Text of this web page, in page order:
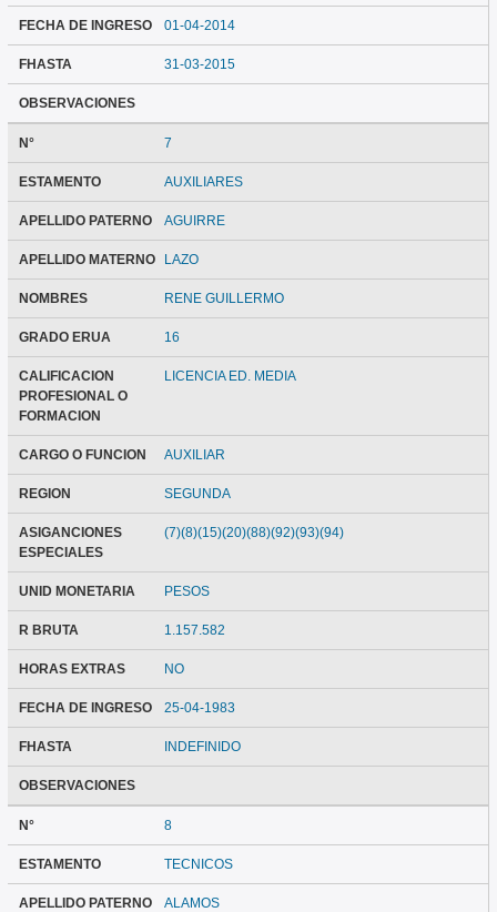
FECHA DE INGRESO 01-04-2014
FHASTA 31-03-2015
OBSERVACIONES
N° 7
ESTAMENTO AUXILIARES
APELLIDO PATERNO AGUIRRE
APELLIDO MATERNO LAZO
NOMBRES RENE GUILLERMO
GRADO ERUA 16
CALIFICACION
PROFESIONAL O
FORMACION
LICENCIA ED. MEDIA
CARGO O FUNCION AUXILIAR
REGION SEGUNDA
ASIGANCIONES
ESPECIALES
(7)(8)(15)(20)(88)(92)(93)(94)
UNID MONETARIA PESOS
R BRUTA 1.157.582
HORAS EXTRAS NO
FECHA DE INGRESO 25-04-1983
FHASTA INDEFINIDO
OBSERVACIONES
N° 8
ESTAMENTO TECNICOS
APELLIDO PATERNO ALAMOS